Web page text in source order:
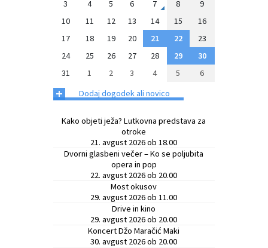
3
4 5 6 7 8
9
10
11 12 13 14 15
16
17
18 19 20 21 22
23
24
25 26 27 28 29
30
31
1 2 3 4 5 6
+ Dodaj dogodek ali novico
Kako objeti ježa? Lutkovna predstava za
otroke
21. avgust 2026 ob 18.00
Dvorni glasbeni večer – Ko se poljubita
opera in pop
22. avgust 2026 ob 20.00
Most okusov
29. avgust 2026 ob 11.00
Drive in kino
29. avgust 2026 ob 20.00
Koncert Džo Maračić Maki
30. avgust 2026 ob 20.00